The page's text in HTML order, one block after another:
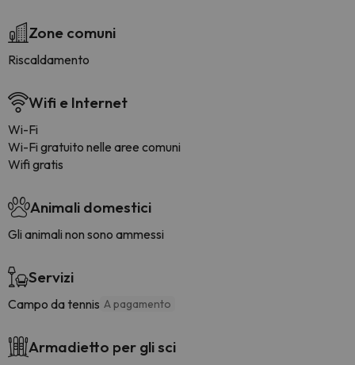
Zone comuni
Riscaldamento
Wifi e Internet
Wi-Fi
Wi-Fi gratuito nelle aree comuni
Wifi gratis
Animali domestici
Gli animali non sono ammessi
Servizi
Campo da tennis A pagamento
Armadietto per gli sci